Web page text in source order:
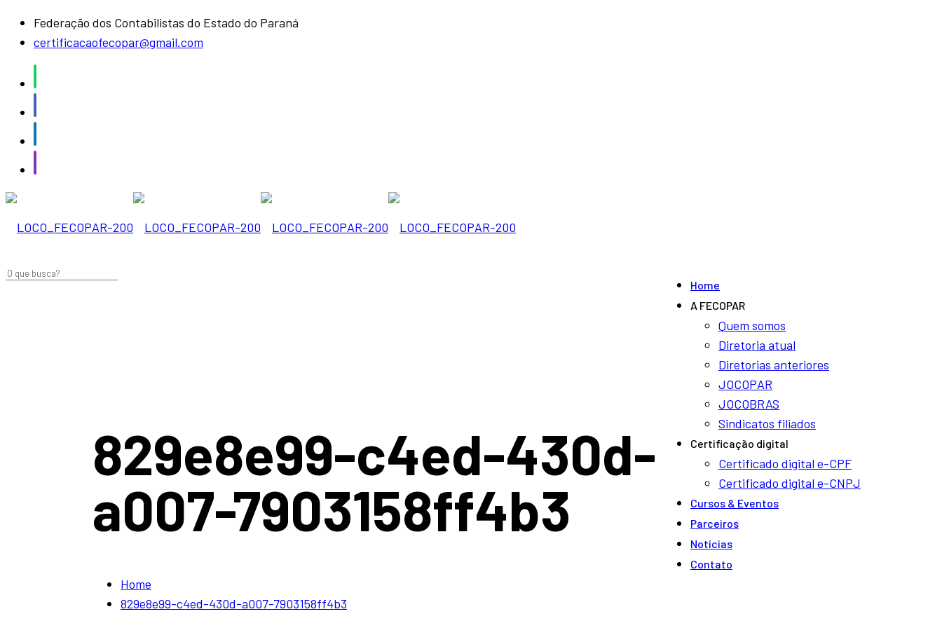
Federação dos Contabilistas do Estado do Paraná
certificacaofecopar@gmail.com
Home
A FECOPAR
Quem somos
Diretoria atual
Diretorias anteriores
JOCOPAR
JOCOBRAS
Sindicatos filiados
Certificação digital
Certificado digital e-CPF
Certificado digital e-CNPJ
Cursos & Eventos
Parceiros
Notí­cias
Contato
829e8e99-c4ed-430d-
a007-7903158ff4b3
Home
829e8e99-c4ed-430d-a007-7903158ff4b3